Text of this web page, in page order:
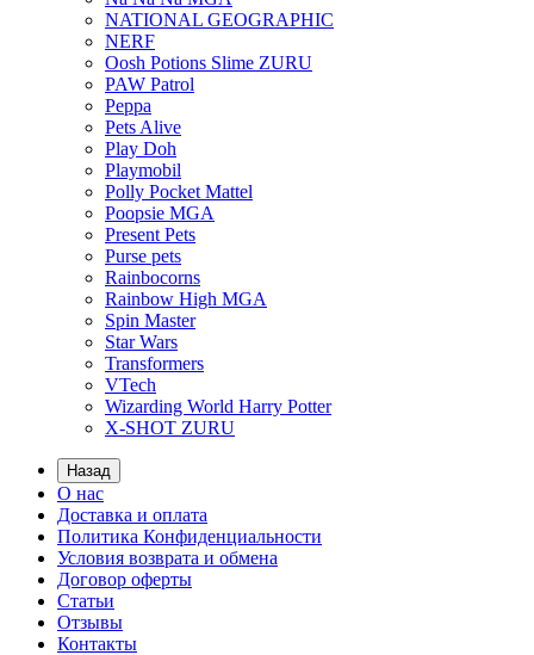
NATIONAL GEOGRAPHIC
NERF
Oosh Potions Slime ZURU
PAW Patrol
Peppa
Pets Alive
Play Doh
Playmobil
Polly Pocket Mattel
Poopsie MGA
Present Pets
Purse pets
Rainbocorns
Rainbow High MGA
Spin Master
Star Wars
Transformers
VTech
Wizarding World Harry Potter
X-SHOT ZURU
Назад
О нас
Доставка и оплата
Политика Конфиденциальности
Условия возврата и обмена
Договор оферты
Статьи
Отзывы
Контакты